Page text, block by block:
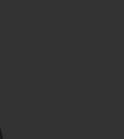
Extenso